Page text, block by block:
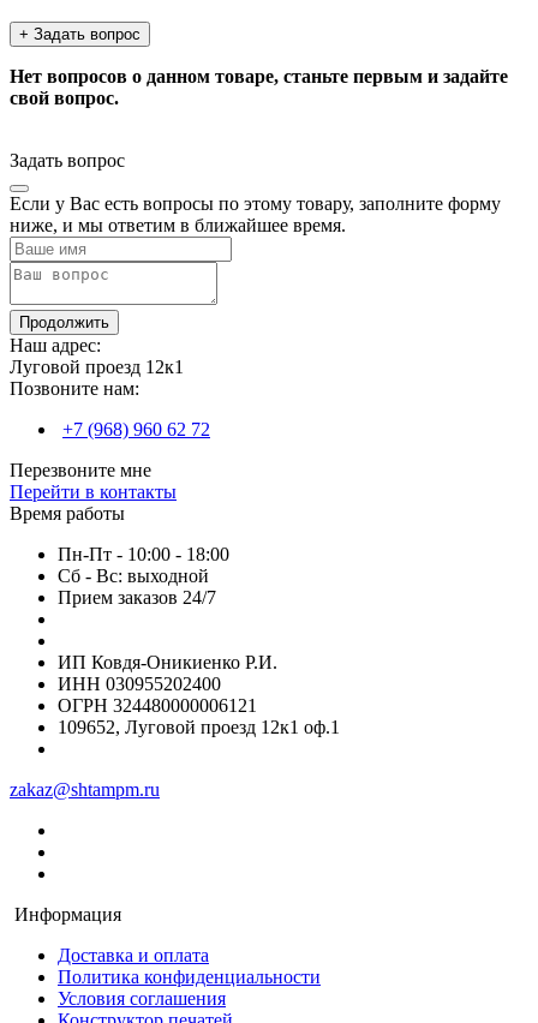
+ Задать вопрос
Нет вопросов о данном товаре, станьте первым и задайте
свой вопрос.
Задать вопрос
Если у Вас есть вопросы по этому товару, заполните форму
ниже, и мы ответим в ближайшее время.
Продолжить
Наш адрес:
Луговой проезд 12к1
Позвоните нам:
+7 (968) 960 62 72
Перезвоните мне
Перейти в контакты
Время работы
Пн-Пт - 10:00 - 18:00
Сб - Вс: выходной
Прием заказов 24/7
ИП Ковдя-Оникиенко Р.И.
ИНН 030955202400
ОГРН 324480000006121
109652, Луговой проезд 12к1 оф.1
zakaz@shtampm.ru
Информация
Доставка и оплата
Политика конфиденциальности
Условия соглашения